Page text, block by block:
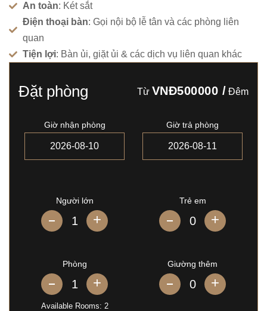
An toàn: Két sắt
Điện thoại bàn: Gọi nội bộ lễ tân và các phòng liên
quan
Tiện lợi: Bàn ủi, giặt ủi & các dịch vụ liên quan khác
Đặt phòng Từ VNĐ500000 / Đêm
Giờ nhận phòng Giờ trả phòng
Người lớn
+
Trẻ em
+
Phòng
+
Available Rooms: 2
Giường thêm
+